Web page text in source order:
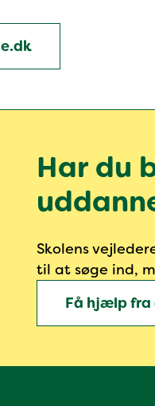
Har du
Skolens
til at søge ind,
Få hjælp fra